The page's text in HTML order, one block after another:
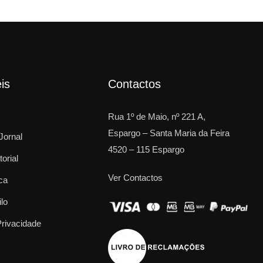
Contactos
Rua 1º de Maio, nº 221 A,
Espargo – Santa Maria da Feira
4520 – 115 Espargo
Ver Contactos